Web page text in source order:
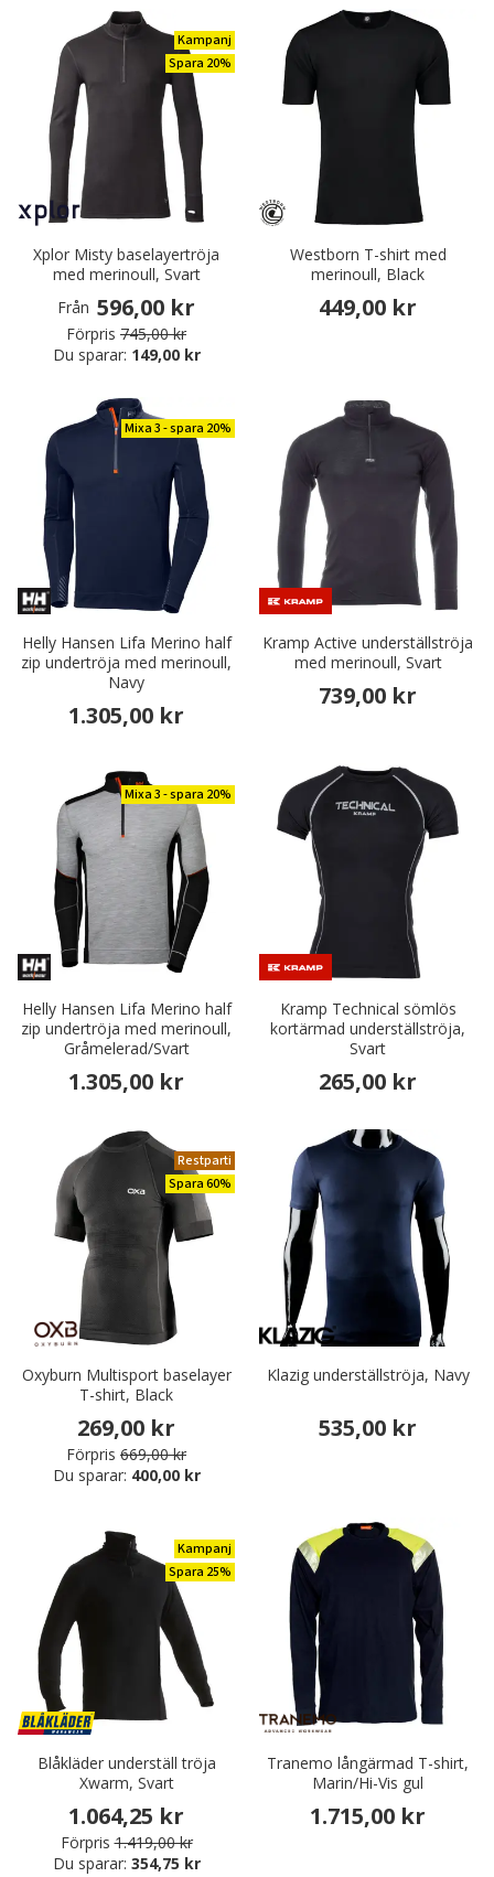
Kampanj
Spara 20%
Xplor Misty baselayertröja
med merinoull, Svart
Från 596,00 kr
Förpris 745,00 kr
Du sparar: 149,00 kr
Westborn T-shirt med
merinoull, Black
449,00 kr
Mixa 3 - spara 20%
Helly Hansen Lifa Merino half
zip undertröja med merinoull,
Navy
1.305,00 kr
Kramp Active underställströja
med merinoull, Svart
739,00 kr
Mixa 3 - spara 20%
Helly Hansen Lifa Merino half
zip undertröja med merinoull,
Gråmelerad/Svart
1.305,00 kr
Kramp Technical sömlös
kortärmad underställströja,
Svart
265,00 kr
Restparti
Spara 60%
Oxyburn Multisport baselayer
T-shirt, Black
269,00 kr
Förpris 669,00 kr
Du sparar: 400,00 kr
Klazig underställströja, Navy
535,00 kr
Kampanj
Spara 25%
Blåkläder underställ tröja
Xwarm, Svart
1.064,25 kr
Förpris 1.419,00 kr
Du sparar: 354,75 kr
Tranemo långärmad T-shirt,
Marin/Hi-Vis gul
1.715,00 kr